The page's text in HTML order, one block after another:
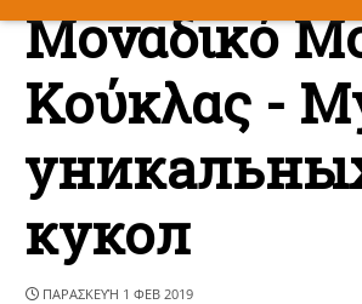
Μοναδικό
Κούκλας -
кукол
ΠΑΡΑΣΚΕΥΉ 1 ΦΕΒ 2019